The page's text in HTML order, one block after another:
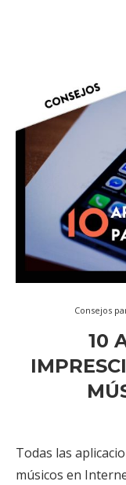
Consejos
10
Todas las
músicos en